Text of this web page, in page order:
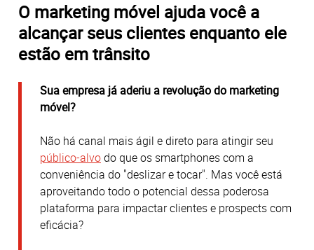
O marketing móvel ajuda você a
alcançar seus clientes enquanto ele
estão em trânsito
Sua empresa já aderiu a revolução do marketing
móvel?
Não há canal mais ágil e direto para atingir seu
público-alvodo que os smartphones com a
conveniência do "deslizar e tocar". Mas você está
aproveitando todo o potencial dessa poderosa
plataforma para impactar clientes e prospects com
eficácia?